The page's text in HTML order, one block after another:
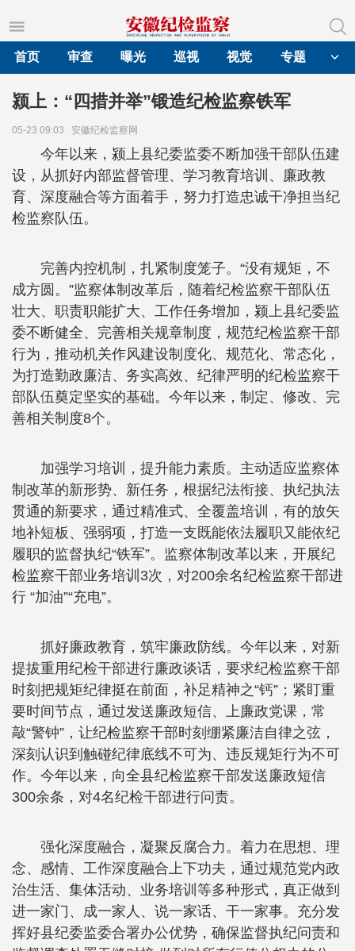
首页
审查 曝光 巡视 视觉 专题
颍上：“四措并举”锻造纪检监察铁军
05-23 09:03 安徽纪检监察网
今年以来，颍上县纪委监委不断加强干部队伍建
设，从抓好内部监督管理、学习教育培训、廉政教
育、深度融合等方面着手，努力打造忠诚干净担当纪
检监察队伍。
完善内控机制，扎紧制度笼子。“没有规矩，不
成方圆。”监察体制改革后，随着纪检监察干部队伍
壮大、职责职能扩大、工作任务增加，颍上县纪委监
委不断健全、完善相关规章制度，规范纪检监察干部
行为，推动机关作风建设制度化、规范化、常态化，
为打造勤政廉洁、务实高效、纪律严明的纪检监察干
部队伍奠定坚实的基础。今年以来，制定、修改、完
善相关制度8个。
加强学习培训，提升能力素质。主动适应监察体
制改革的新形势、新任务，根据纪法衔接、执纪执法
贯通的新要求，通过精准式、全覆盖培训，有的放矢
地补短板、强弱项，打造一支既能依法履职又能依纪
履职的监督执纪“铁军”。监察体制改革以来，开展纪
检监察干部业务培训3次，对200余名纪检监察干部进
行 “加油”“充电”。
抓好廉政教育，筑牢廉政防线。今年以来，对新
提拔重用纪检干部进行廉政谈话，要求纪检监察干部
时刻把规矩纪律挺在前面，补足精神之“钙”；紧盯重
要时间节点，通过发送廉政短信、上廉政党课，常
敲“警钟”，让纪检监察干部时刻绷紧廉洁自律之弦，
深刻认识到触碰纪律底线不可为、违反规矩行为不可
作。今年以来，向全县纪检监察干部发送廉政短信
300余条，对4名纪检干部进行问责。
强化深度融合，凝聚反腐合力。着力在思想、理
念、感情、工作深度融合上下功夫，通过规范党内政
治生活、集体活动、业务培训等多种形式，真正做到
进一家门、成一家人、说一家话、干一家事。充分发
挥好县纪委监委合署办公优势，确保监督执纪问责和